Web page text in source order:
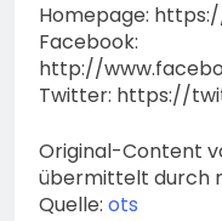
Homepage:
Facebook:
http://
Twitter: https://
Original-Content
übermittelt durch
Quelle: ots